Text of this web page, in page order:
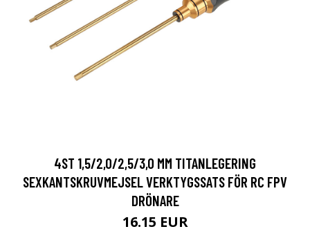
4ST 1,5/2,0/2,5/3,0 MM TITANLEGERING
SEXKANTSKRUVMEJSEL VERKTYGSSATS FÖR RC FPV
DRÖNARE
16.15 EUR